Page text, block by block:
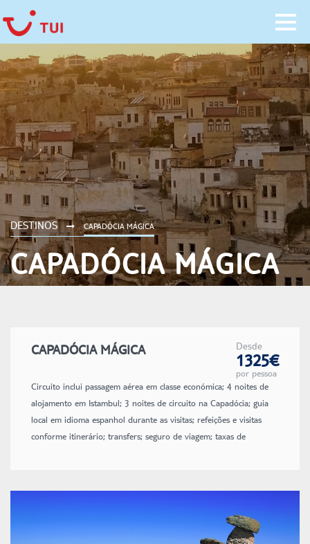
DESTINOS CAPADÓCIA MÁGICA
CAPADÓCIA MÁGICA
CAPADÓCIA MÁGICA Desde
1325€
por pessoa
Circuito inclui passagem aérea em classe económica; 4 noites de
alojamento em Istambul; 3 noites de circuito na Capadócia; guia
local em idioma espanhol durante as visitas; refeições e visitas
conforme itinerário; transfers; seguro de viagem; taxas de